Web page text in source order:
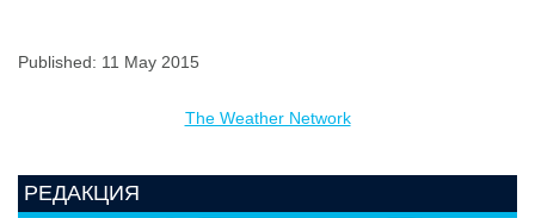
Published: 11 May 2015
The Weather Network
РЕДАКЦИЯ